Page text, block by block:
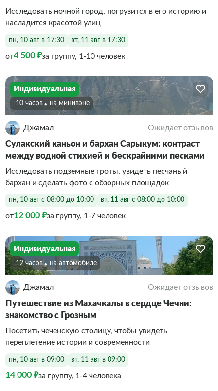
Исследовать ночной город, погрузится в его историю и
насладится красотой улиц
пн, 10 авг в 17:30 вт, 11 авг в 17:30
от4 500 ₽за группу, 1-10 человек
Индивидуальная
10 часов На минивэне
Джамал Ожидает отзывов
Сулакский каньон и бархан Сарыкум: контраст
между водной стихией и бескрайними песками
Исследовать подземные гроты, увидеть песчаный
бархан и сделать фото с обзорных площадок
пн, 10 авг с 08:00 до 10:00 вт, 11 авг с 08:00 до 10:00
от12 000 ₽за группу, 1-7 человек
Индивидуальная
12 часов На автомобиле
Джамал Ожидает отзывов
Путешествие из Махачкалы в сердце Чечни:
знакомство с Грозным
Посетить чеченскую столицу, чтобы увидеть
переплетение истории и современности
пн, 10 авг в 09:00 вт, 11 авг в 09:00
14 000 ₽за группу, 1-4 человека